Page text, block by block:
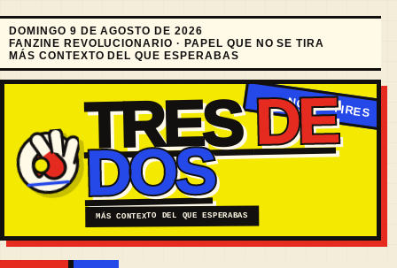
DOMINGO 9 DE AGOSTO DE 2026
FANZINE REVOLUCIONARIO · PAPEL QUE NO SE TIRA
MÁS CONTEXTO DEL QUE ESPERABAS
TRESDE
DOS
MÁS CONTEXTO DEL QUE ESPERABAS